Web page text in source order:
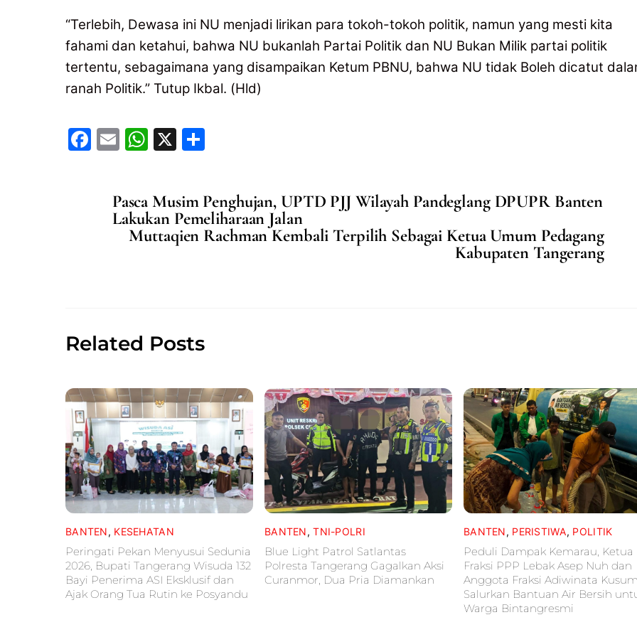
“Terlebih, Dewasa ini NU menjadi lirikan para tokoh-tokoh politik, namun yang mesti kita
fahami dan ketahui, bahwa NU bukanlah Partai Politik dan NU Bukan Milik partai politik
tertentu, sebagaimana yang disampaikan Ketum PBNU, bahwa NU tidak Boleh dicatut
ranah Politik.” Tutup Ikbal. (Hld)
F
E
l
W
s
A
X
e
Pasca Musim Penghujan, UPTD PJJ Wilayah Pandeglang DPUPR Banten
Lakukan Pemeliharaan Jalan
Muttaqien Rachman Kembali Terpilih Sebagai Ketua Umum Pedagang
Kabupaten Tangerang
Related Posts
BANTEN, KESEHATAN
Peringati Pekan Menyusui Sedunia
2026, Bupati Tangerang Wisuda 132
Bayi Penerima ASI Eksklusif dan
Ajak Orang Tua Rutin ke Posyandu
BANTEN,TNI-POLRI
Blue Light Patrol Satlantas
Polresta Tangerang Gagalkan Aksi
Curanmor, Dua Pria Diamankan
BANTEN, PERISTIWA, POLITIK
Peduli Dampak Kemarau, Ketua
Fraksi PPP Lebak Asep Nuh dan
Anggota Fraksi Adiwinata
Salurkan Bantuan Air Bersih
Warga Bintangresmi